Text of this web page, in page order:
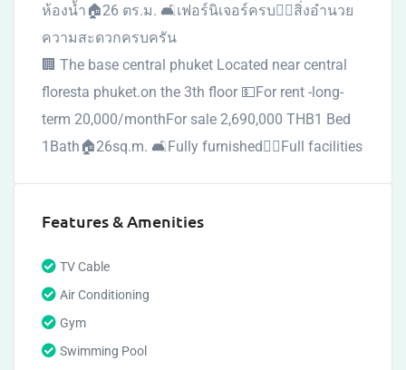
ห้องน้ำ🏠26 ตร.ม. 🛋เฟอร์นิเจอร์ครบ🏊‍♀️สิ่งอำนวย
ความสะดวกครบครัน
🏢 The base central phuket Located near central
floresta phuket.on the 3th floor 💵For rent -long-
term 20,000/monthFor sale 2,690,000 THB1 Bed
1Bath🏠26sq.m. 🛋Fully furnished🏊‍♀️Full facilities
Features & Amenities
TV Cable
Air Conditioning
Gym
Swimming Pool